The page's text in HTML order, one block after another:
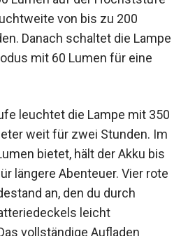
du eine Leuchtweite von
1,5 Stunden. Danach
den Sicherheitsmodus mit
Stunde.
Meter weit für zwei
der 60 Lumen bietet,
Stunden, ideal für längere
zeigen den Ladestand
des
überprüfen kannst. Das